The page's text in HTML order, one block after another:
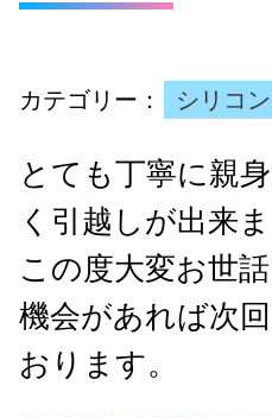
カテゴリー： シリコ
とても丁寧に親
く引越しが出来ま
この度大変お世
機会があれば次
おります。